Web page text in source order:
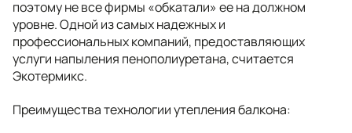
поэтому не все фирмы «обкатали» ее на должном
уровне. Одной из самых надежных и
профессиональных компаний, предоставляющих
услуги напыления пенополиуретана, считается
Экотермикс.
Преимущества технологии утепления балкона: